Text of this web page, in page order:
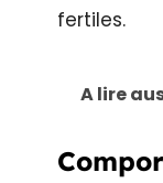
fertiles.
A lire